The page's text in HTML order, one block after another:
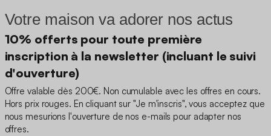
Votre maison va adorer nos actus
10% offerts pour toute première
inscription à la newsletter (incluant le suivi
d'ouverture)
Offre valable dès 200€. Non cumulable avec les offres en cours.
Hors prix rouges. En cliquant sur "Je m'inscris", vous acceptez que
nous mesurions l'ouverture de nos e-mails pour adapter nos
offres.